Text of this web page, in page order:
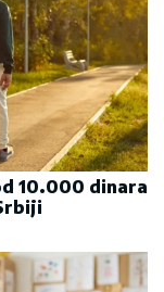
10.000 dinara